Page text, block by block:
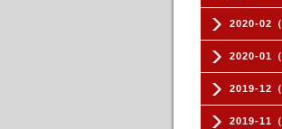
2020-02（
2020-01（
2019-12（
2019-11（